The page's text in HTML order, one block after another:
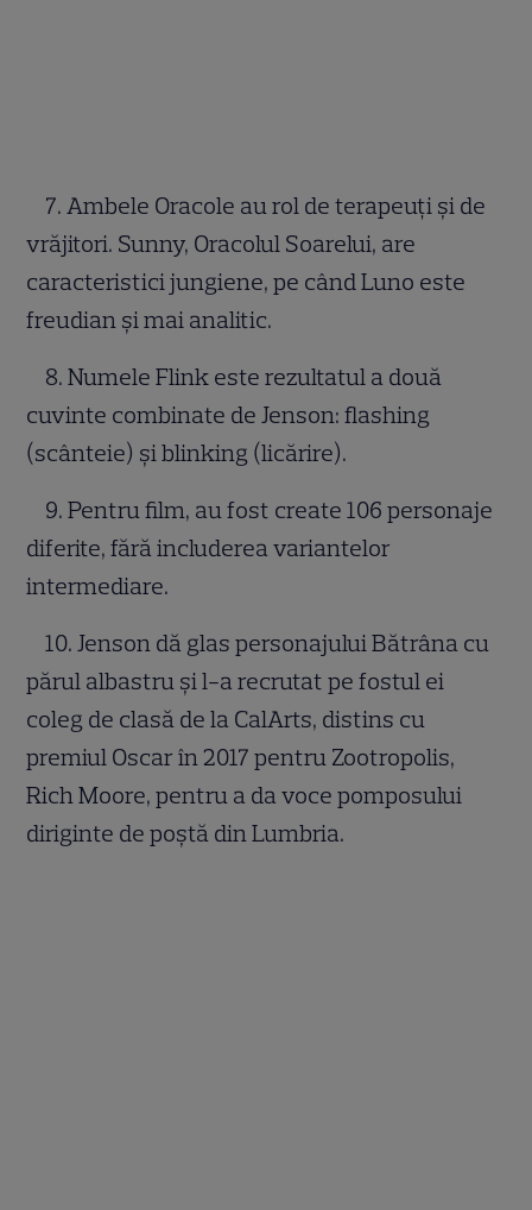
7. Ambele Oracole au rol de terapeuți și de
vrăjitori. Sunny, Oracolul Soarelui, are
caracteristici jungiene, pe când Luno este
freudian și mai analitic.
8. Numele Flink este rezultatul a două
cuvinte combinate de Jenson: flashing
(scânteie) și blinking (licărire).
9. Pentru film, au fost create 106 personaje
diferite, fără includerea variantelor
intermediare.
10. Jenson dă glas personajului Bătrâna cu
părul albastru și l-a recrutat pe fostul ei
coleg de clasă de la CalArts, distins cu
premiul Oscar în 2017 pentru Zootropolis,
Rich Moore, pentru a da voce pomposului
diriginte de poștă din Lumbria.